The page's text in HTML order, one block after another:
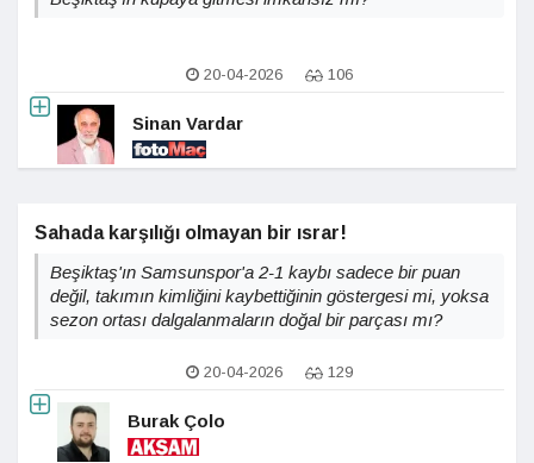
20-04-2026 106
Sinan Vardar
Sahada karşılığı olmayan bir ısrar!
Beşiktaş'ın Samsunspor'a 2-1 kaybı sadece bir puan
değil, takımın kimliğini kaybettiğinin göstergesi mi, yoksa
sezon ortası dalgalanmaların doğal bir parçası mı?
20-04-2026 129
Burak Çolo